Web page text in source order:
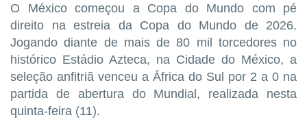
O México começou a Copa do Mundo com pé
direito na estreia da Copa do Mundo de 2026.
Jogando diante de mais de 80 mil torcedores no
histórico Estádio Azteca, na Cidade do México, a
seleção anfitriã venceu a África do Sul por 2 a 0 na
partida de abertura do Mundial, realizada nesta
quinta-feira (11).